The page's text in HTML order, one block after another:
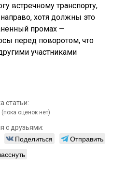
встречному транспорту,
хотя должны это
промах —
перед поворотом, что
участниками
статьи:
(пока оценок нет)
с друзьями:
Поделиться
Отправить